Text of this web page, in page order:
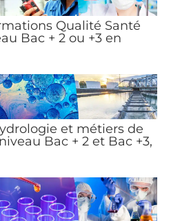
Qualité Santé
Bac + 2 ou +3 en
et métiers de
Bac + 2 et Bac +3,